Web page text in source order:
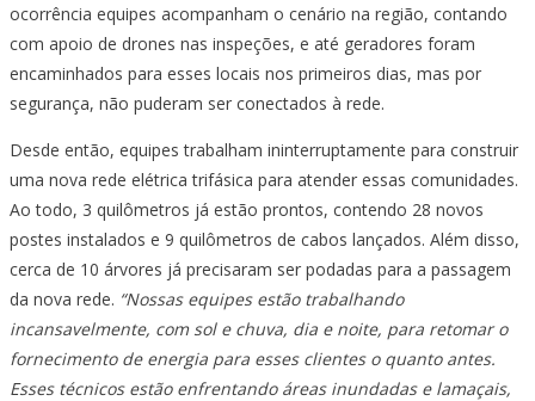
ocorrência equipes acompanham o cenário na região, contando
com apoio de drones nas inspeções, e até geradores foram
encaminhados para esses locais nos primeiros dias, mas por
segurança, não puderam ser conectados à rede.
Desde então, equipes trabalham ininterruptamente para construir
uma nova rede elétrica trifásica para atender essas comunidades.
Ao todo, 3 quilômetros já estão prontos, contendo 28 novos
postes instalados e 9 quilômetros de cabos lançados. Além disso,
cerca de 10 árvores já precisaram ser podadas para a passagem
da nova rede. “Nossas equipes estão trabalhando
incansavelmente, com sol e chuva, dia e noite, para retomar o
fornecimento de energia para esses clientes o quanto antes.
Esses técnicos estão enfrentando áreas inundadas e lamaçais,